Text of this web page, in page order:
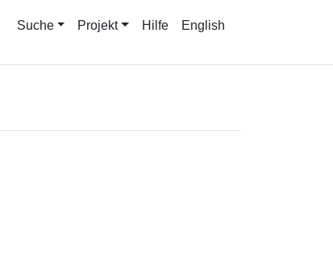
Suche Projekt Hilfe English